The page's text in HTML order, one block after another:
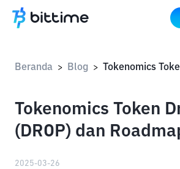
Beranda > Blog >
Tokenomics Token
(DROP) dan
2025-03-26